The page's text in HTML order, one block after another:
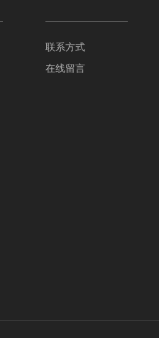
联系方式
在线留言